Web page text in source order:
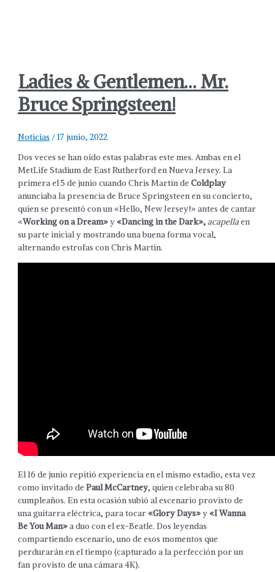
Ladies & Gentlemen… Mr.
Bruce Springsteen!
Noticias /17 junio, 2022
Dos veces se han oído estas palabras este mes. Ambas en el
MetLife Stadium de East Rutherford en Nueva Jersey. La
primera el 5 de junio cuando Chris Martin deColdplay
anunciaba la presencia de Bruce Springsteen en su concierto,
quien se presentó con un «Hello, New Jersey!» antes de cantar
«Working on a Dream»y«Dancing in the Dark»,acapellaen
su parte inicial y mostrando una buena forma vocal,
alternando estrofas con Chris Martin.
El 16 de junio repitió experiencia en el mismo estadio, esta vez
como invitado dePaul McCartney, quien celebraba su 80
cumpleaños. En esta ocasión subió al escenario provisto de
una guitarra eléctrica, para tocar«Glory Days»y«I Wanna
Be You Man»a duo con el ex-Beatle. Dos leyendas
compartiendo escenario, uno de esos momentos que
perdurarán en el tiempo (capturado a la perfección por un
fan provisto de una cámara 4K).